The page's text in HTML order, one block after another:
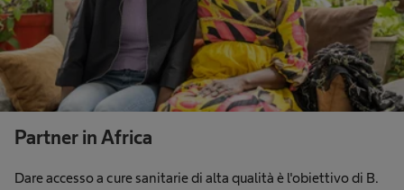
Partner in Africa
Dare accesso a cure sanitarie di alta qualità è l'obiettivo di B.